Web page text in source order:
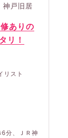
戸旧居
ありの
リ！
リスト
分、ＪＲ神